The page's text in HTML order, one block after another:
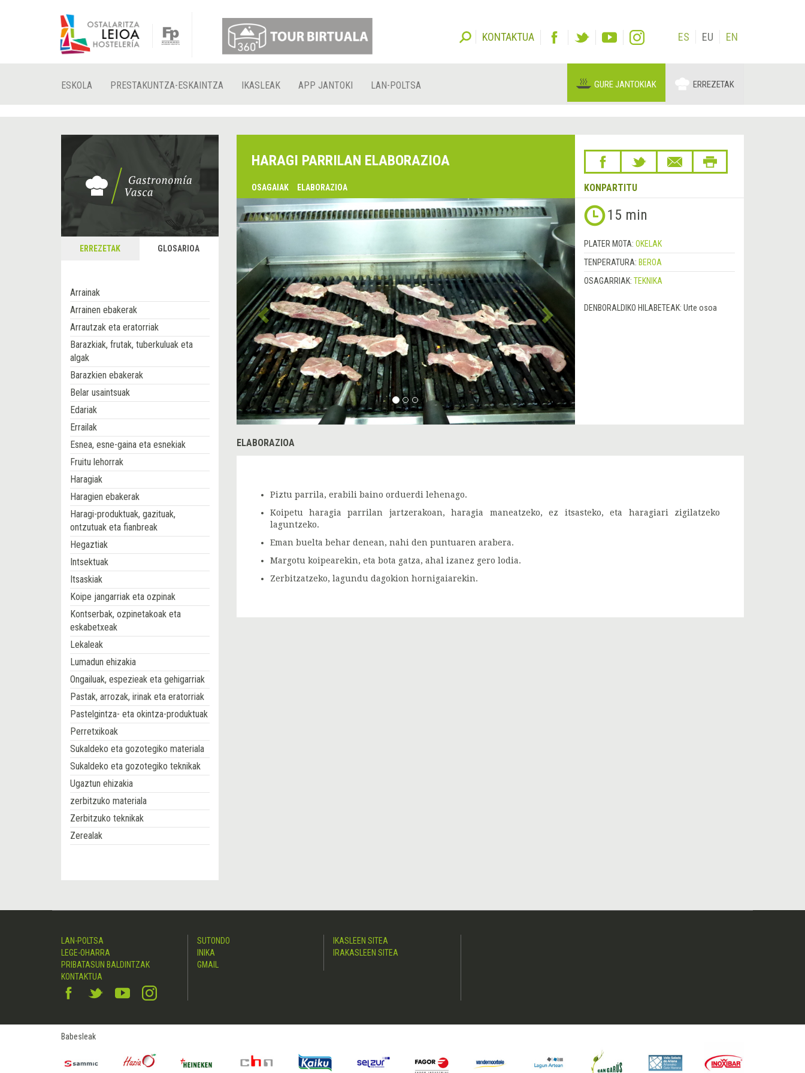
KONTAKTUA ES EU EN
ESKOLA PRESTAKUNTZA-ESKAINTZA IKASLEAK APP JANTOKI LAN-POLTSA GURE JANTOKIAK ERREZETAK
ERREZETAK GLOSARIOA
Arrainak
Arrainen ebakerak
Arrautzak eta eratorriak
Barazkiak, frutak, tuberkuluak eta
algak
Barazkien ebakerak
Belar usaintsuak
Edariak
Errailak
Esnea, esne-gaina eta esnekiak
Fruitu lehorrak
Haragiak
Haragien ebakerak
Haragi-produktuak, gazituak,
ontzutuak eta fianbreak
Hegaztiak
Intsektuak
Itsaskiak
Koipe jangarriak eta ozpinak
Kontserbak, ozpinetakoak eta
eskabetxeak
Lekaleak
Lumadun ehizakia
Ongailuak, espezieak eta gehigarriak
Pastak, arrozak, irinak eta eratorriak
Pastelgintza- eta okintza-produktuak
Perretxikoak
Sukaldeko eta gozotegiko materiala
Sukaldeko eta gozotegiko teknikak
Ugaztun ehizakia
zerbitzuko materiala
Zerbitzuko teknikak
Zerealak
HARAGI PARRILAN ELABORAZIOA
OSAGAIAK ELABORAZIOA KONPARTITU
&lsaquo;
Aurrekoa
Hurrengoa
&rsaquo; 15 min
PLATER MOTA: OKELAK
TENPERATURA: BEROA
OSAGARRIAK: TEKNIKA
DENBORALDIKO HILABETEAK: Urte osoa
ELABORAZIOA
Piztu parrila, erabili baino orduerdi lehenago.
Koipetu haragia parrilan jartzerakoan, haragia maneatzeko, ez itsasteko, eta haragiari zigilatzeko
laguntzeko.
Eman buelta behar denean, nahi den puntuaren arabera.
Margotu koipearekin, eta bota gatza, ahal izanez gero lodia.
Zerbitzatzeko, lagundu dagokion hornigaiarekin.
LAN-POLTSA
LEGE-OHARRA
PRIBATASUN BALDINTZAK
KONTAKTUA
SUTONDO
INIKA
GMAIL
IKASLEEN SITEA
IRAKASLEEN SITEA
Babesleak